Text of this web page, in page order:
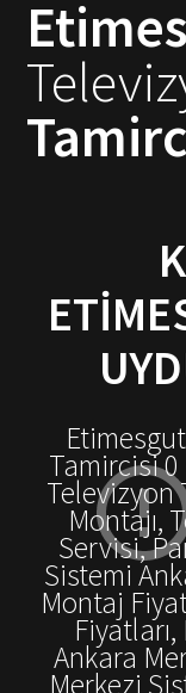
Tamircisi 0
Televizyon
Montajı,
Servisi,
Sistemi
Montaj
Ankara
Merkezi